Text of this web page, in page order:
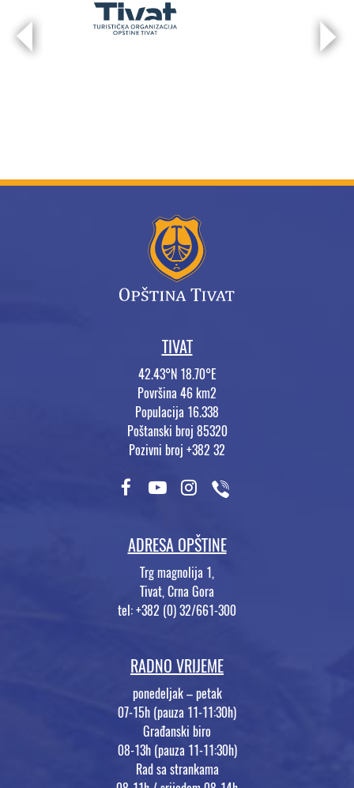
TIVAT
42.43°N 18.70°E
Površina 46 km2
Populacija 16.338
Poštanski broj 85320
Pozivni broj +382 32
ADRESA OPŠTINE
Trg magnolija 1,
Tivat, Crna Gora
tel: +382 (0) 32/661-300
RADNO VRIJEME
ponedeljak – petak
07-15h (pauza 11-11:30h)
Građanski biro
08-13h (pauza 11-11:30h)
Rad sa strankama